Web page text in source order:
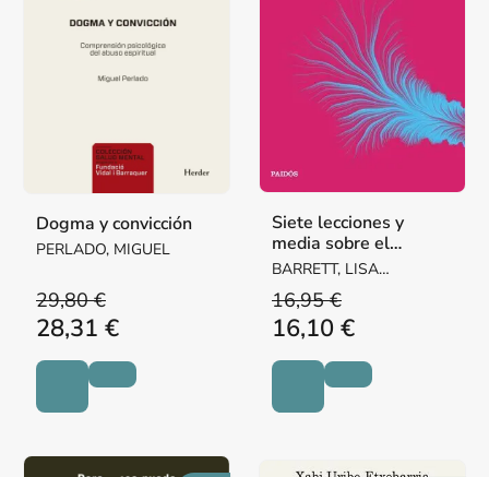
Dogma y convicción
PERLADO, MIGUEL
29,80 €
28,31 €
Siete lecciones y
media sobre el
cerebro
BARRETT, LISA
FELDMAN
16,95 €
16,10 €